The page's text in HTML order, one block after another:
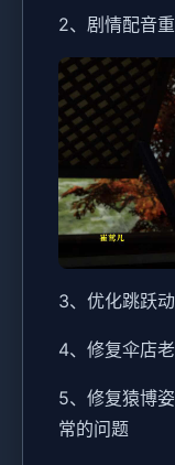
2、剧情配音
3、优化跳跃
4、修复伞店
5、修复猿博
常的问题